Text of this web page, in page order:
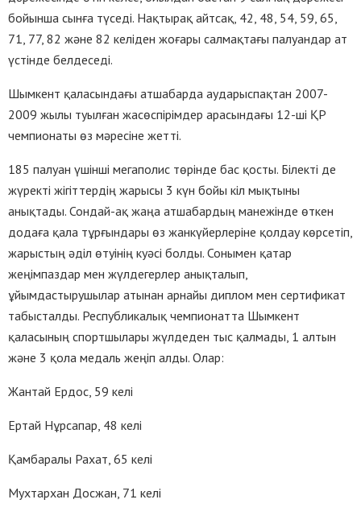
бойынша сынға түседі. Нақтырақ айтсақ, 42, 48, 54, 59, 65,
71, 77, 82 және 82 келіден жоғары салмақтағы палуандар ат
үстінде белдеседі.
Шымкент қаласындағы атшабарда аударыспақтан 2007-
2009 жылы туылған жасөспірімдер арасындағы 12-ші ҚР
чемпионаты өз мәресіне жетті.
185 палуан үшінші мегаполис төрінде бас қосты. Білекті де
жүректі жігіттердің жарысы 3 күн бойы кіл мықтыны
анықтады. Сондай-ақ жаңа атшабардың манежінде өткен
додаға қала тұрғындары өз жанкүйерлеріне қолдау көрсетіп,
жарыстың әділ өтуінің куәсі болды. Сонымен қатар
жеңімпаздар мен жүлдегерлер анықталып,
ұйымдастырушылар атынан арнайы диплом мен сертификат
табысталды. Республикалық чемпионатта Шымкент
қаласының спортшылары жүлдеден тыс қалмады, 1 алтын
және 3 қола медаль жеңіп алды. Олар:
Жантай Ердос, 59 келі
Ертай Нұрсапар, 48 келі
Қамбаралы Рахат, 65 келі
Мухтархан Досжан, 71 келі